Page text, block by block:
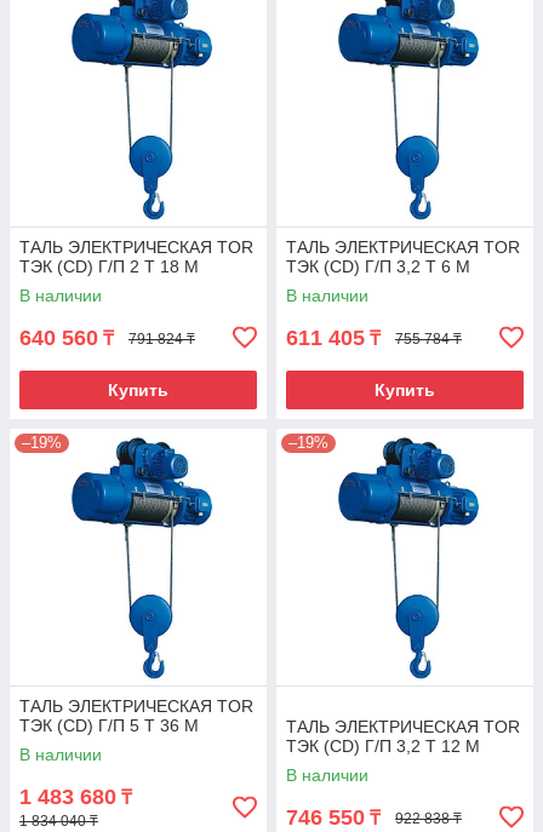
ТАЛЬ ЭЛЕКТРИЧЕСКАЯ TOR
ТЭК (CD) Г/П 2 Т 18 М
В наличии
640 560 ₸ 791 824 ₸
Купить
ТАЛЬ ЭЛЕКТРИЧЕСКАЯ TOR
ТЭК (CD) Г/П 3,2 Т 6 М
В наличии
611 405 ₸ 755 784 ₸
Купить
–19%
ТАЛЬ ЭЛЕКТРИЧЕСКАЯ TOR
ТЭК (CD) Г/П 5 Т 36 М
В наличии
1 483 680 ₸
1 834 040 ₸
–19%
ТАЛЬ ЭЛЕКТРИЧЕСКАЯ TOR
ТЭК (CD) Г/П 3,2 Т 12 М
В наличии
746 550 ₸ 922 838 ₸